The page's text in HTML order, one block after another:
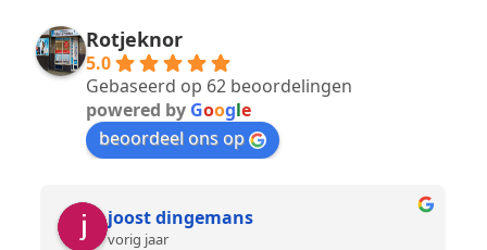
Rotjeknor
5.0
Gebaseerd op 62 beoordelingen
powered by Google
beoordeel ons op
joost dingemans
vorig jaar